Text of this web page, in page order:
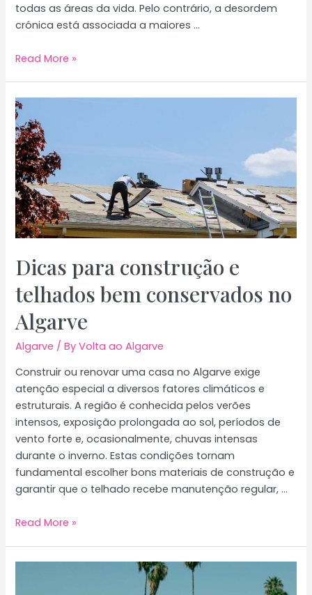
todas as áreas da vida. Pelo contrário, a desordem
crónica está associada a maiores …
Casa
Tranquila:
Estratégias
Para
Manter
o
Lar
Organizado
Read More »
Dicas para construção e
telhados bem conservados no
Algarve
Algarve / ByVolta ao Algarve
Construir ou renovar uma casa no Algarve exige
atenção especial a diversos fatores climáticos e
estruturais. A região é conhecida pelos verões
intensos, exposição prolongada ao sol, períodos de
vento forte e, ocasionalmente, chuvas intensas
durante o inverno. Estas condições tornam
fundamental escolher bons materiais de construção e
garantir que o telhado recebe manutenção regular, …
Dicas
Read More »